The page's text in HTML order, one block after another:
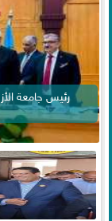
رئيس جامعة